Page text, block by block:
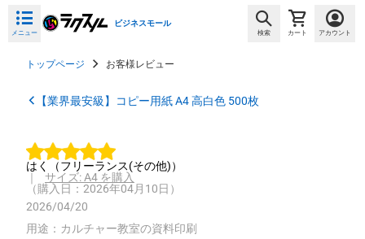
メニュー
ビジネスモール
検索 カート アカウント
トップページ お客様レビュー
【業界最安級】コピー用紙 A4 高白色 500枚
はく
（フリーランス(その他)）
サイズ: A4 を購入
（購入日：2026年04月10日）
2026/04/20
用途：カルチャー教室の資料印刷